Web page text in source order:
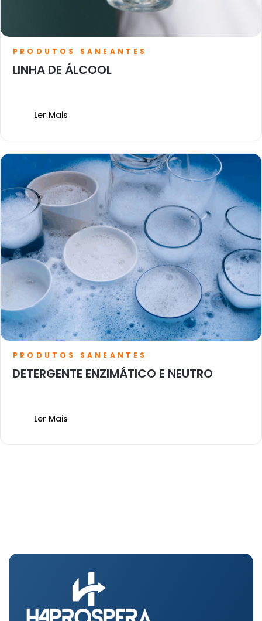
PRODUTOS SANEANTES
LINHA DE ÁLCOOL
Ler Mais
PRODUTOS SANEANTES
DETERGENTE ENZIMÁTICO E NEUTRO
Ler Mais